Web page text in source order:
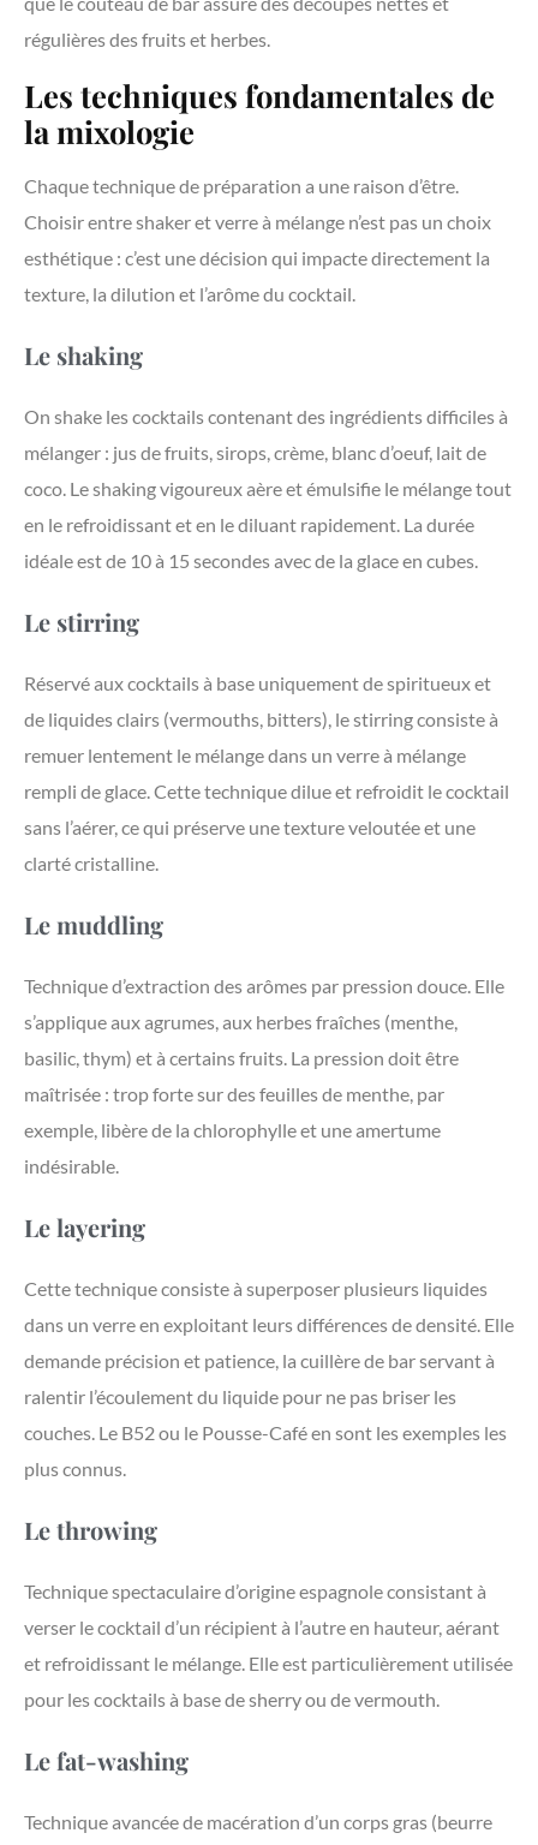
régulières des fruits et herbes.
Les techniques fondamentales de
la mixologie
Chaque technique de préparation a une raison d’être.
Choisir entre shaker et verre à mélange n’est pas un choix
esthétique : c’est une décision qui impacte directement la
texture, la dilution et l’arôme du cocktail.
Le shaking
On shake les cocktails contenant des ingrédients difficiles à
mélanger : jus de fruits, sirops, crème, blanc d’oeuf, lait de
coco. Le shaking vigoureux aère et émulsifie le mélange tout
en le refroidissant et en le diluant rapidement. La durée
idéale est de 10 à 15 secondes avec de la glace en cubes.
Le stirring
Réservé aux cocktails à base uniquement de spiritueux et
de liquides clairs (vermouths, bitters), le stirring consiste à
remuer lentement le mélange dans un verre à mélange
rempli de glace. Cette technique dilue et refroidit le cocktail
sans l’aérer, ce qui préserve une texture veloutée et une
clarté cristalline.
Le muddling
Technique d’extraction des arômes par pression douce. Elle
s’applique aux agrumes, aux herbes fraîches (menthe,
basilic, thym) et à certains fruits. La pression doit être
maîtrisée : trop forte sur des feuilles de menthe, par
exemple, libère de la chlorophylle et une amertume
indésirable.
Le layering
Cette technique consiste à superposer plusieurs liquides
dans un verre en exploitant leurs différences de densité. Elle
demande précision et patience, la cuillère de bar servant à
ralentir l’écoulement du liquide pour ne pas briser les
couches. Le B52 ou le Pousse-Café en sont les exemples les
plus connus.
Le throwing
Technique spectaculaire d’origine espagnole consistant à
verser le cocktail d’un récipient à l’autre en hauteur, aérant
et refroidissant le mélange. Elle est particulièrement utilisée
pour les cocktails à base de sherry ou de vermouth.
Le fat-washing
Technique avancée de macération d’un corps gras (beurre